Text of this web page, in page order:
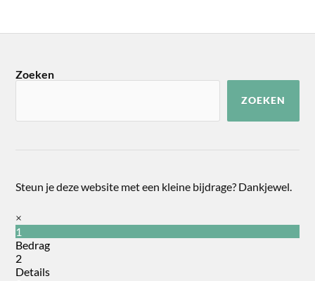
Zoeken
ZOEKEN
Steun je deze website met een kleine bijdrage? Dankjewel.